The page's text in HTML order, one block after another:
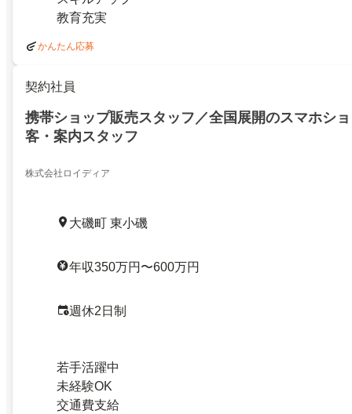
教育充実
かんたん応募
契約社員
携帯ショップ販売スタッフ／全国展開のスマホシ
客・案内スタッフ
株式会社ロイディア
大磯町 東小磯
年収350万円〜600万円
週休2日制
若手活躍中
未経験OK
交通費支給